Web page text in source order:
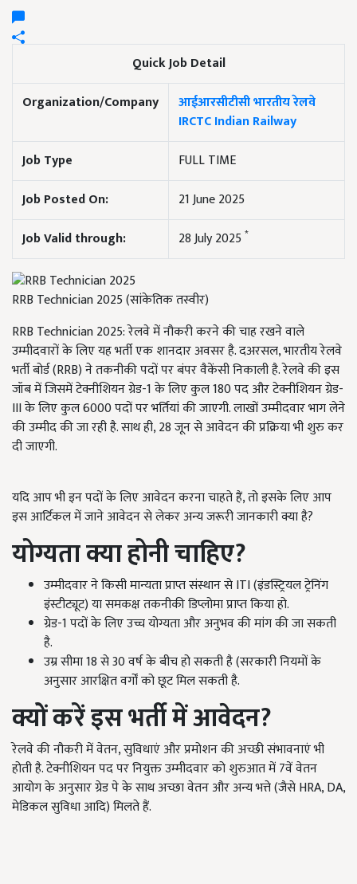
Quick Job Detail
Organization/Company
आईआरसीटीसी भारतीय रेलवे
IRCTC Indian Railway
Job Type
FULL TIME
Job Posted On:
21 June 2025
Job Valid through:
28 July 2025 *
RRB Technician 2025 (सांकेतिक तस्वीर)
RRB Technician 2025: रेलवे में नौकरी करने की चाह रखने वाले
उम्मीदवारों के लिए यह भर्ती एक शानदार अवसर है. दअरसल, भारतीय रेलवे
भर्ती बोर्ड (RRB) ने तकनीकी पदों पर बंपर वैकेंसी निकाली है. रेलवे की इस
जॉब में जिसमें टेक्नीशियन ग्रेड-1 के लिए कुल 180 पद और टेक्नीशियन ग्रेड-
III के लिए कुल 6000 पदों पर भर्तियां की जाएगी. लाखों उम्मीदवार भाग लेने
की उम्मीद की जा रही है. साथ ही, 28 जून से आवेदन की प्रक्रिया भी शुरु कर
दी जाएगी.
यदि आप भी इन पदों के लिए आवेदन करना चाहते हैं, तो इसके लिए आप
इस आर्टिकल में जाने आवेदन से लेकर अन्य जरूरी जानकारी क्या है?
योग्यता क्या होनी चाहिए?
उम्मीदवार ने किसी मान्यता प्राप्त संस्थान से ITI (इंडस्ट्रियल ट्रेनिंग
इंस्टीट्यूट) या समकक्ष तकनीकी डिप्लोमा प्राप्त किया हो.
ग्रेड-1 पदों के लिए उच्च योग्यता और अनुभव की मांग की जा सकती
है.
उम्र सीमा 18 से 30 वर्ष के बीच हो सकती है (सरकारी नियमों के
अनुसार आरक्षित वर्गों को छूट मिल सकती है.
क्यों करें इस भर्ती में आवेदन?
रेलवे की नौकरी में वेतन, सुविधाएं और प्रमोशन की अच्छी संभावनाएं भी
होती है. टेक्नीशियन पद पर नियुक्त उम्मीदवार को शुरुआत में 7वें वेतन
आयोग के अनुसार ग्रेड पे के साथ अच्छा वेतन और अन्य भत्ते (जैसे HRA, DA,
मेडिकल सुविधा आदि) मिलते हैं.